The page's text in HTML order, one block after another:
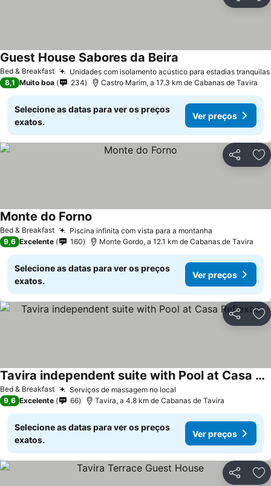
Bed & Breakfast Unidades com isolamento acústico para estadias tranquilas
Guest House Sabores da Beira
8,1 Muito boa 234 Castro Marim, a 17.3 km de Cabanas de Tavira
Selecione as datas para ver os preços
exatos.
Ver preços
Partilhar
Bed & Breakfast Piscina infinita com vista para a montanha
Monte do Forno
9,6 Excelente 160 Monte Gordo, a 12.1 km de Cabanas de Tavira
Selecione as datas para ver os preços
exatos.
Ver preços
Partilhar
Bed & Breakfast Serviços de massagem no local
Tavira independent suite with Pool at Casa Reflexos
Ver preços
9,6 Excelente 66 Tavira, a 4.8 km de Cabanas de Tavira
Selecione as datas para ver os preços
exatos.
Ver preços
Partilhar